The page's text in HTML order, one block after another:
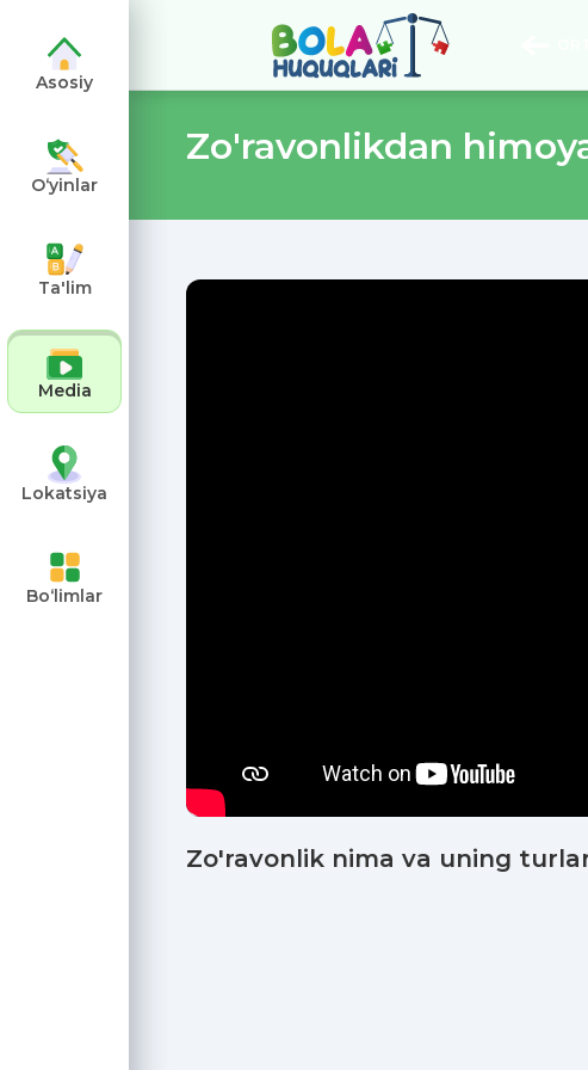
Zo'ravonlikdan
Zo'ravonlik nima va uning
Asosiy
O‘yinlar
Ta'lim
Media
Lokatsiya
Bo‘limlar